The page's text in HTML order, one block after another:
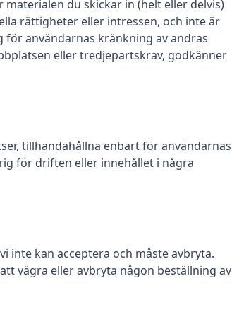
du skickar in (helt eller delvis)
rättigheter eller intressen, och inte är
användarnas kränkning av andras
eller tredjepartskrav, godkänner
tillhandahållna enbart för användarnas
för driften eller innehållet i några
inte kan acceptera och måste avbryta.
vägra eller avbryta någon beställning av